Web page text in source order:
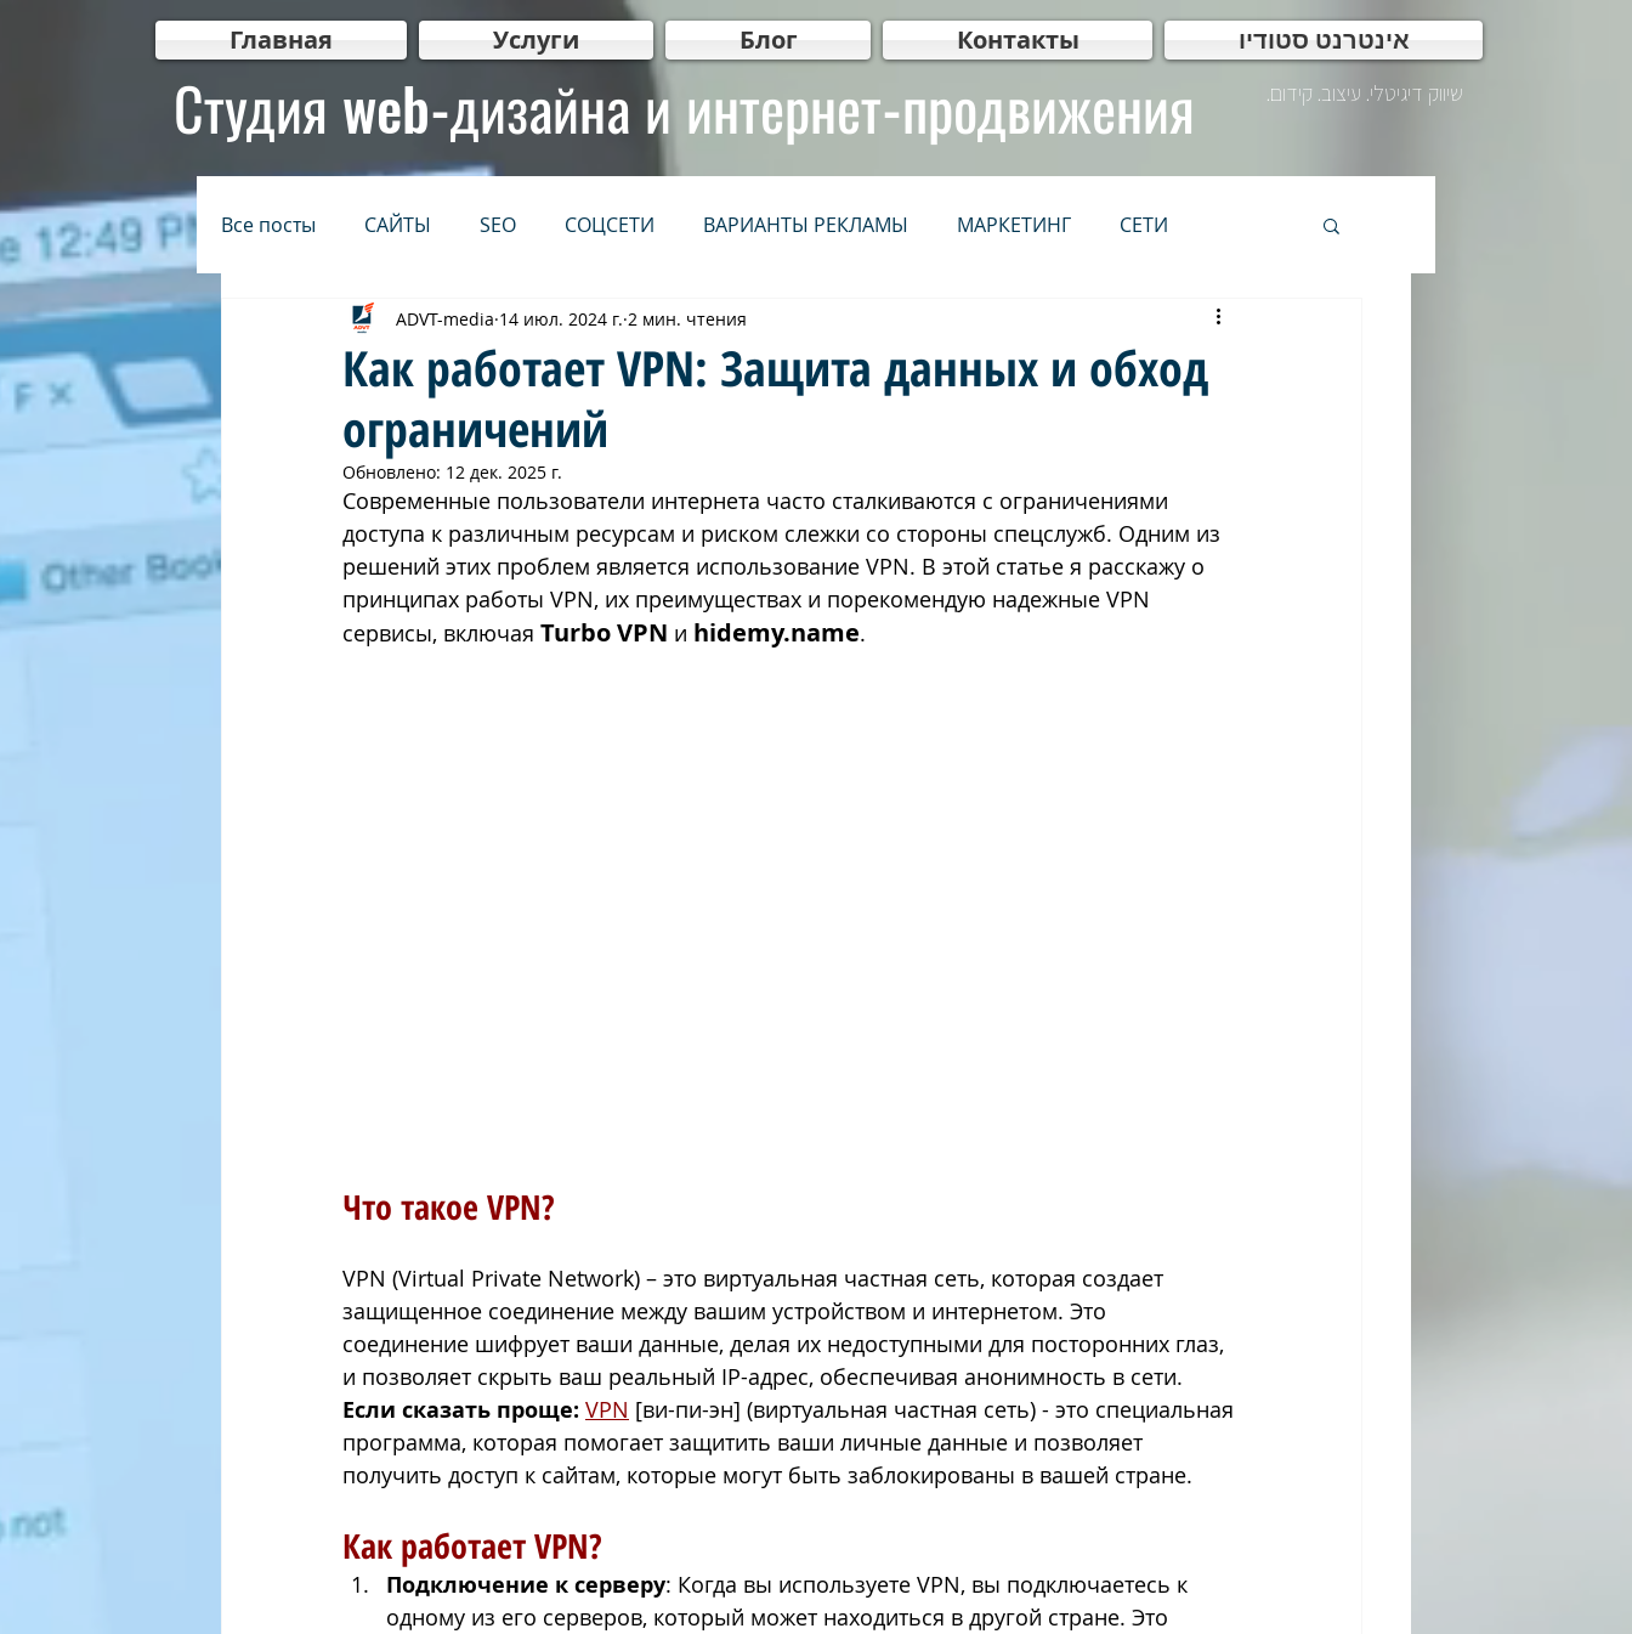
Главная Услуги Блог Контакты אינטרנט סטודיו
Студия web-дизайна и интернет-продвижения שיווק דיגיטלי. עיצוב. קידום.
Все посты САЙТЫ SEO СОЦСЕТИ ВАРИАНТЫ РЕКЛАМЫ МАРКЕТИНГ СЕТИ
БЕЗОПАСНОСТЬ ИНТЕРНЕТ СЕРВИСЫ WEB Дизайн
КРЕАТИВ Видеомаркетинг
בניית אתרים לעסקים פרסום בגוגל קידום אתרים אורגני (SEO) שיווק ברשתות חברתיות שיווק דיגיטלי
אסטרטגיות שיווק ניהול דפי פייסבוק ניהול דפי אינסטגרם מיתוג עסקי פיתוח מותג
Как работает VPN: Защита данных и обход
ограничений
ADVT-media 14 июл. 2024 г. 2 мин. чтения
Обновлено: 12 дек. 2025 г.
Современные пользователи интернета часто сталкиваются с ограничениями
доступа к различным ресурсам и риском слежки со стороны спецслужб. Одним из
решений этих проблем является использование VPN. В этой статье я расскажу о
принципах работы VPN, их преимуществах и порекомендую надежные VPN
сервисы, включая Turbo VPN и hidemy.name.
Что такое VPN?
VPN (Virtual Private Network) – это виртуальная частная сеть, которая создает
защищенное соединение между вашим устройством и интернетом. Это
соединение шифрует ваши данные, делая их недоступными для посторонних глаз,
и позволяет скрыть ваш реальный IP-адрес, обеспечивая анонимность в сети.
Если сказать проще: VPN [ви-пи-эн] (виртуальная частная сеть) - это специальная
программа, которая помогает защитить ваши личные данные и позволяет
получить доступ к сайтам, которые могут быть заблокированы в вашей стране.
Как работает VPN?
Подключение к серверу: Когда вы используете VPN, вы подключаетесь к
одному из его серверов, который может находиться в другой стране. Это